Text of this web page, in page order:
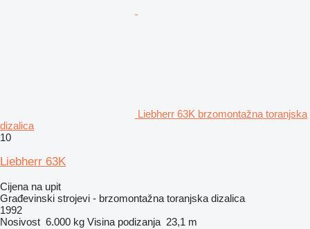
Liebherr 63K brzomontažna toranjska
dizalica
10
Liebherr 63K
Cijena na upit
Građevinski strojevi - brzomontažna toranjska dizalica
1992
Nosivost 6.000 kg Visina podizanja 23,1 m